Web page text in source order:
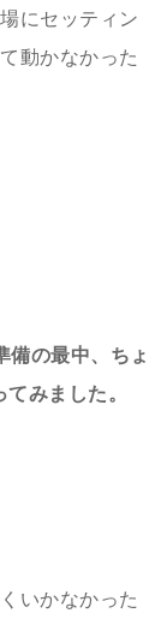
にセッティン
動かなかった
備の最中、ちょ
みました。
いかなかった